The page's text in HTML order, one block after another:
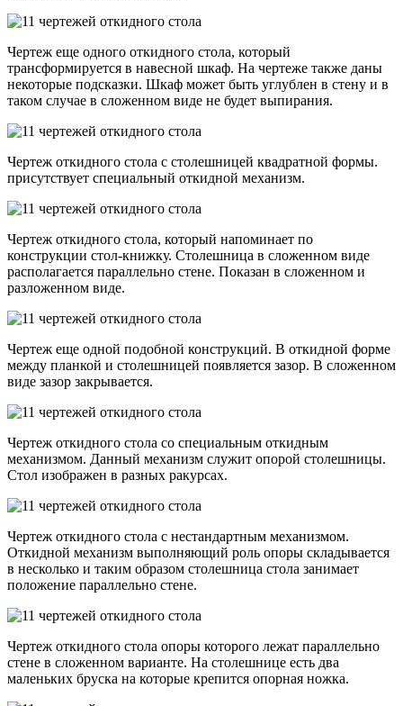
Чертеж еще одного откидного стола, который
трансформируется в навесной шкаф. На чертеже также даны
некоторые подсказки. Шкаф может быть углублен в стену и в
таком случае в сложенном виде не будет выпирания.
Чертеж откидного стола с столешницей квадратной формы.
присутствует специальный откидной механизм.
Чертеж откидного стола, который напоминает по
конструкции стол-книжку. Столешница в сложенном виде
располагается параллельно стене. Показан в сложенном и
разложенном виде.
Чертеж еще одной подобной конструкций. В откидной форме
между планкой и столешницей появляется зазор. В сложенном
виде зазор закрывается.
Чертеж откидного стола со специальным откидным
механизмом. Данный механизм служит опорой столешницы.
Стол изображен в разных ракурсах.
Чертеж откидного стола с нестандартным механизмом.
Откидной механизм выполняющий роль опоры складывается
в несколько и таким образом столешница стола занимает
положение параллельно стене.
Чертеж откидного стола опоры которого лежат параллельно
стене в сложенном варианте. На столешнице есть два
маленьких бруска на которые крепится опорная ножка.